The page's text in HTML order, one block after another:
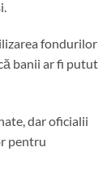
fondurilor
banii ar fi putut
dar oficialii
pentru